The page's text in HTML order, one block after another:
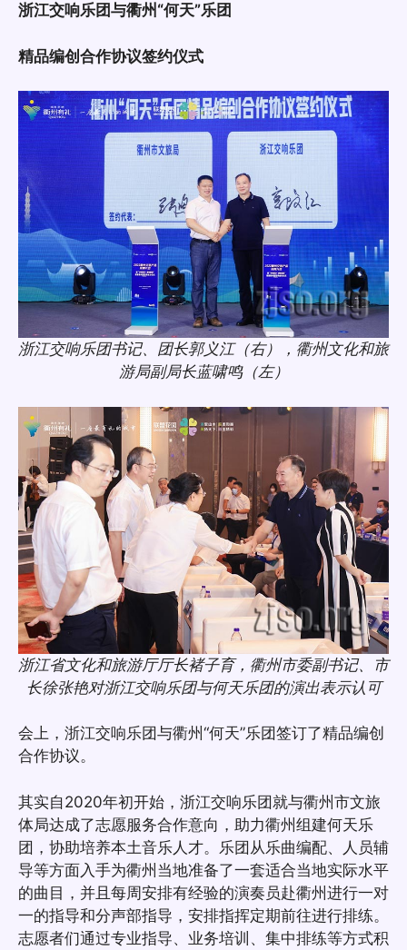
浙江交响乐团与衢州“何天”乐团
精品编创合作协议签约仪式
浙江交响乐团书记、团长郭义江（右），衢州文化和旅
游局副局长蓝啸鸣（左）
浙江省文化和旅游厅厅长褚子育，衢州市委副书记、市
长徐张艳对浙江交响乐团与何天乐团的演出表示认可
会上，浙江交响乐团与衢州“何天”乐团签订了精品编创
合作协议。
其实自2020年初开始，浙江交响乐团就与衢州市文旅
体局达成了志愿服务合作意向，助力衢州组建何天乐
团，协助培养本土音乐人才。乐团从乐曲编配、人员辅
导等方面入手为衢州当地准备了一套适合当地实际水平
的曲目，并且每周安排有经验的演奏员赴衢州进行一对
一的指导和分声部指导，安排指挥定期前往进行排练。
志愿者们通过专业指导、业务培训、集中排练等方式积